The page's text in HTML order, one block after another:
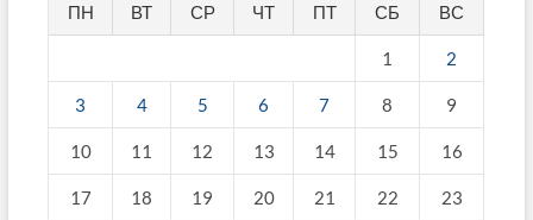
ПН ВТ СР ЧТ ПТ СБ ВС
1 2
3 4 5 6 7 8 9
10 11 12 13 14 15 16
17 18 19 20 21 22 23